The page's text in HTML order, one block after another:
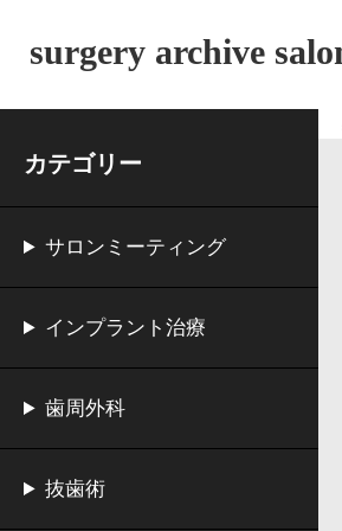
surgery archive
カテゴリー
サロンミーティング
インプラント治療
歯周外科
抜歯術